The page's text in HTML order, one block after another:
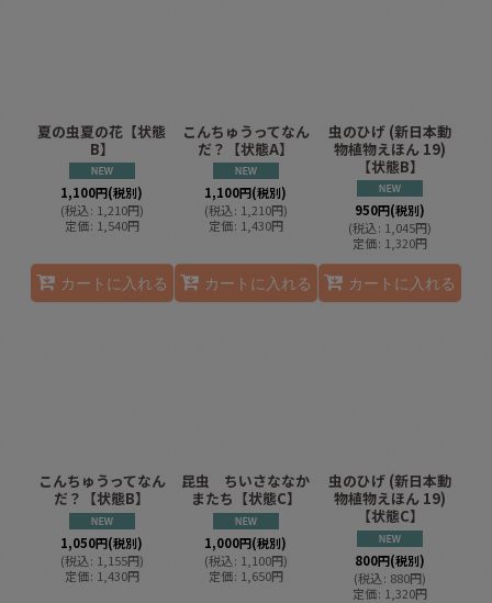
夏の虫夏の花【状態
B】
1,100円(税別)
(税込: 1,210円)
定価: 1,540円
カートに入れる
こんちゅうってなん
だ？【状態A】
1,100円(税別)
(税込: 1,210円)
定価: 1,430円
カートに入れる
虫のひげ (新日本動
物植物えほん 19)
【状態B】
950円(税別)
(税込: 1,045円)
定価: 1,320円
カートに入れる
こんちゅうってなん
だ？【状態B】
1,050円(税別)
(税込: 1,155円)
定価: 1,430円
昆虫 ちいさななか
またち【状態C】
1,000円(税別)
(税込: 1,100円)
定価: 1,650円
虫のひげ (新日本動
物植物えほん 19)
【状態C】
800円(税別)
(税込: 880円)
定価: 1,320円